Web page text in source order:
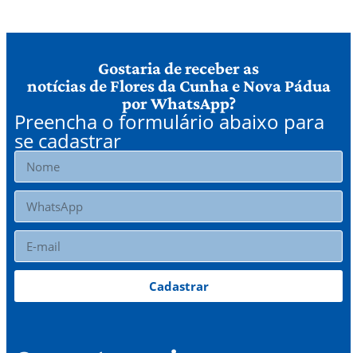
Gostaria de receber as
notícias de Flores da Cunha e Nova Pádua
por WhatsApp?
Preencha o formulário abaixo para
se cadastrar
Cadastrar